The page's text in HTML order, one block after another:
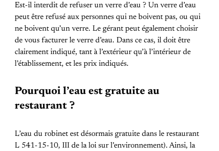
Est-il interdit de refuser un verre d’eau ? Un verre d’eau
peut être refusé aux personnes qui ne boivent pas, ou qui
ne boivent qu’un verre. Le gérant peut également choisir
de vous facturer le verre d’eau. Dans ce cas, il doit être
clairement indiqué, tant à l’extérieur qu’à l’intérieur de
l’établissement, et les prix indiqués.
Pourquoi l’eau est gratuite au
restaurant ?
L’eau du robinet est désormais gratuite dans le restaurant
L 541-15-10, III de la loi sur l’environnement). Ainsi, la